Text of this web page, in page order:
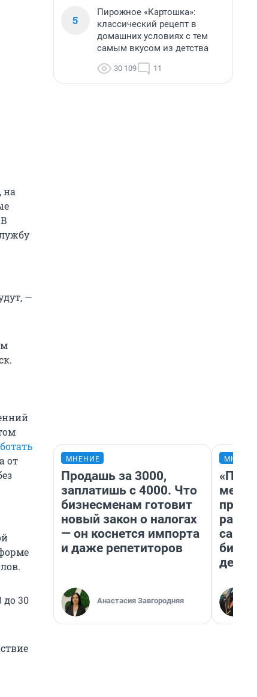
на
—
от
до 30
5
Пирожное «Картошка»:
классический рецепт в
домашних условиях с тем
самым вкусом из детства
30 109 11
МНЕНИЕ
Продашь за 3000,
заплатишь с 4000. Что
бизнесменам готовит
новый закон о налогах
— он коснется импорта
и даже репетиторов
Анастасия Завгородняя